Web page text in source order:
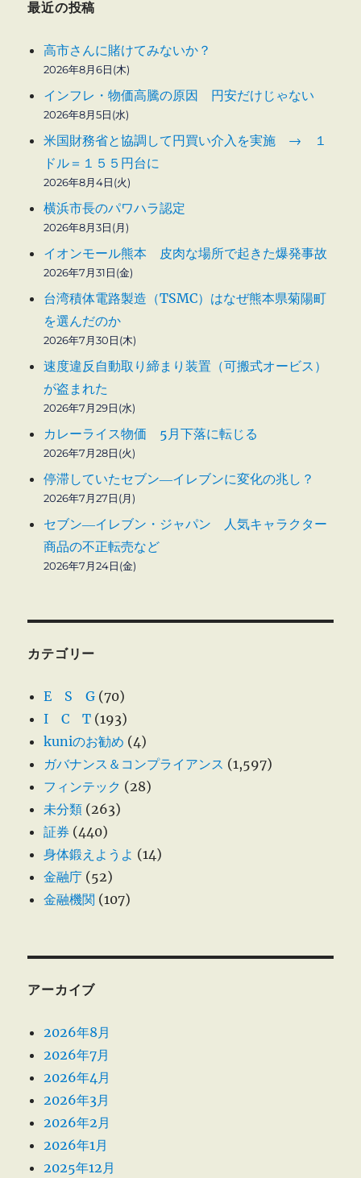
最近の投稿
高市さんに賭けてみないか？
2026年8月6日(木)
インフレ・物価高騰の原因 円安だけじゃない
2026年8月5日(水)
米国財務省と協調して円買い介入を実施 → １
ドル＝１５５円台に
2026年8月4日(火)
横浜市長のパワハラ認定
2026年8月3日(月)
イオンモール熊本 皮肉な場所で起きた爆発事故
2026年7月31日(金)
台湾積体電路製造（TSMC）はなぜ熊本県菊陽町
を選んだのか
2026年7月30日(木)
速度違反自動取り締まり装置（可搬式オービス）
が盗まれた
2026年7月29日(水)
カレーライス物価 5月下落に転じる
2026年7月28日(火)
停滞していたセブン―イレブンに変化の兆し？
2026年7月27日(月)
セブン―イレブン・ジャパン 人気キャラクター
商品の不正転売など
2026年7月24日(金)
カテゴリー
E S G (70)
I C T (193)
kuniのお勧め (4)
ガバナンス＆コンプライアンス (1,597)
フィンテック (28)
未分類 (263)
証券 (440)
身体鍛えようよ (14)
金融庁 (52)
金融機関 (107)
アーカイブ
2026年8月
2026年7月
2026年4月
2026年3月
2026年2月
2026年1月
2025年12月